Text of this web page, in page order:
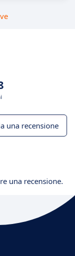
una recensione
una recensione.